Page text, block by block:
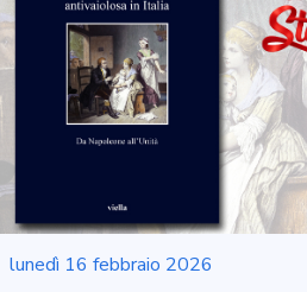
lunedì 16 febbraio 2026